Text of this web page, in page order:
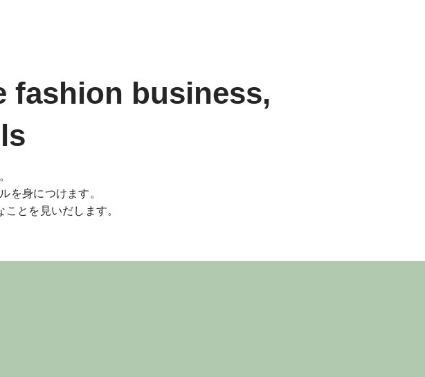
fashion business,
を身につけます。
とを見いだします。